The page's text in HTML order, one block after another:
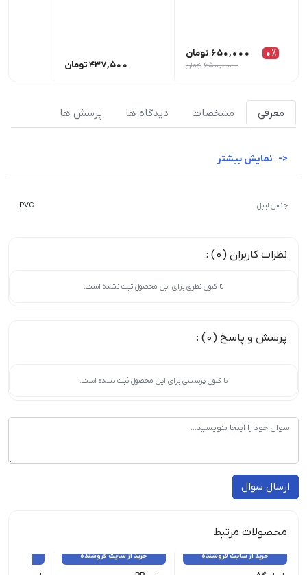
0٪ 650,000 تومان
650,000 تومان 437,500تومان
معرفی مشخصات دیدگاه ها پرسش ها
جنس لیبل PVC
نظرات کاربران (0) :
تا کنون نظری برای این محصول ثبت نشده است.
پرسش و پاسخ (0) :
تا کنون پرسشی برای این محصول ثبت نشده است.
ارسال سوال
محصولات مرتبط
خرید از سایت فروشنده خرید از سایت فروشنده